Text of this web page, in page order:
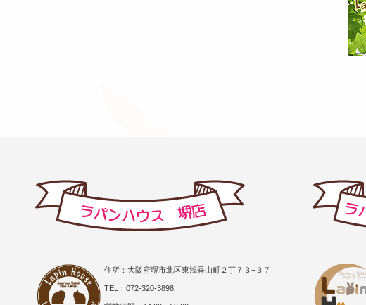
住所：大阪府堺市北区東浅香山町２丁７３−３７
TEL：072-320-3898